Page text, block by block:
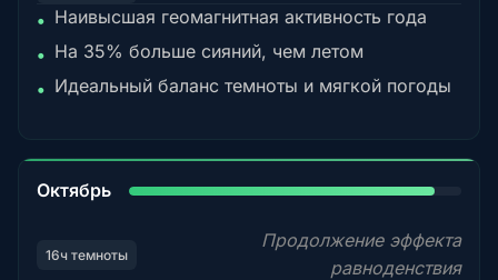
• Наивысшая геомагнитная активность года
• На 35% больше сияний, чем летом
• Идеальный баланс темноты и мягкой погоды
Октябрь
16ч темноты
Продолжение эффекта
равноденствия